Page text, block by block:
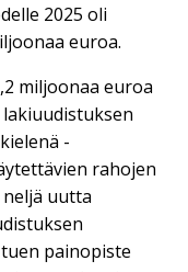
2025 oli
euroa.
miljoonaa euroa
-
rahojen
uutta
painopiste